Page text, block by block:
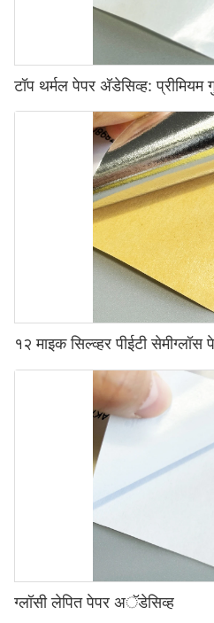
टॉप थर्मल पेपर अ‍ॅडेसिव्ह: प्रीमियम
१२ माइक सिल्व्हर पीईटी सेमीग्लॉस
ग्लॉसी लेपित पेपर अॅडेसिव्ह